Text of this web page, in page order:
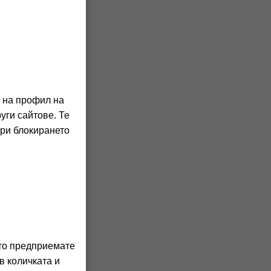
с душ
на профил на
сайтове. Те
блокирането
предприемате
количката и